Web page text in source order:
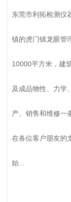
东莞市利拓检测仪
镇的虎门镇龙眼管
10000平方米，建
及成品物性、力学
产、销售和维修一
在各位客户朋友的
始...